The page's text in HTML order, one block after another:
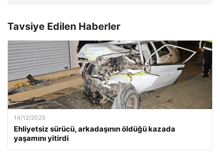
Tavsiye Edilen Haberler
14/12/2025
Ehliyetsiz sürücü, arkadaşının öldüğü kazada
yaşamını yitirdi